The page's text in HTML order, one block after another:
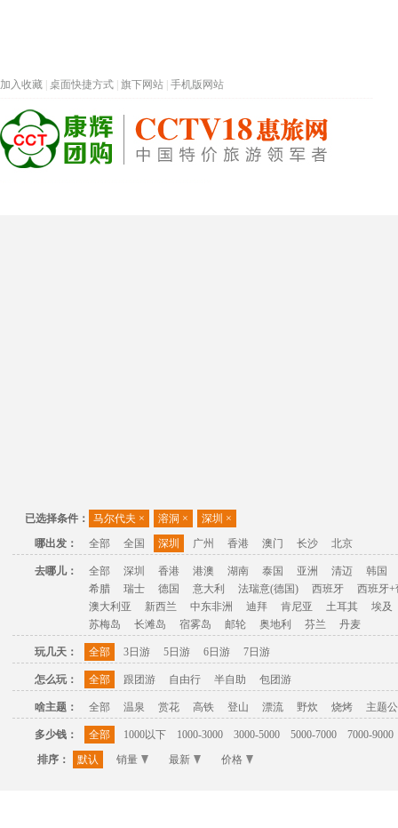
加入收藏 桌面快捷方式 旗下网站 手机版网站
已选择条件： 马尔代夫 × 溶洞 × 深圳 ×
哪出发：
全部 全国 深圳 广州 香港 澳门 长沙 北京
去哪儿： 全部 深圳 香港 港澳 湖南 泰国 亚洲 清迈
韩国
希腊
瑞士 德国 意大利 法瑞意(德国) 西班牙
西班牙+
澳大利亚
新西兰 中东非洲 迪拜 肯尼亚 土耳其
埃及
苏梅岛
长滩岛 宿雾岛 邮轮 奥地利 芬兰 丹麦
玩几天： 全部 3日游 5日游 6日游 7日游
怎么玩： 全部 跟团游 自由行 半自助 包团游
啥主题： 全部 温泉 赏花 高铁 登山 漂流 野炊 烧烤 主题
多少钱： 全部 1000以下 1000-3000 3000-5000 5000-7000
7000-9000
排序：
默认 销量 最新 价格